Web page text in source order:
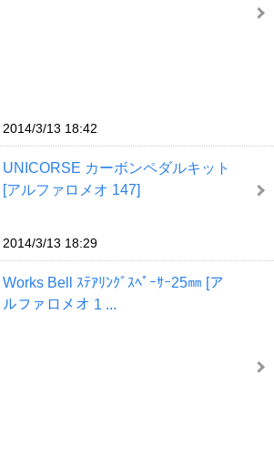
2014/3/13 18:42
UNICORSE カーボンペダルキット
[アルファロメオ 147]
2014/3/13 18:29
Works Bell ｽﾃｱﾘﾝｸﾞｽﾍﾟｰｻｰ25㎜ [ア
ルファロメオ 1 ...